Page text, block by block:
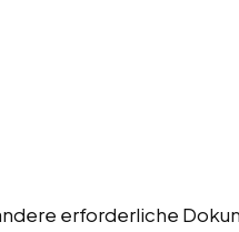
erforderliche